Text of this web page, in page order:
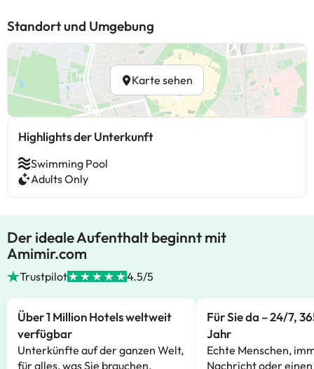
Standort und Umgebung
Karte sehen
Highlights der Unterkunft
Swimming Pool
Adults Only
Der ideale Aufenthalt beginnt mit
Amimir.com
Trustpilot 4.5/5
Über 1 Million Hotels weltweit
verfügbar
Unterkünfte auf der ganzen Welt,
für alles, was Sie brauchen.
Für Sie da – 24/7,
Jahr
Echte Menschen,
Nachricht oder